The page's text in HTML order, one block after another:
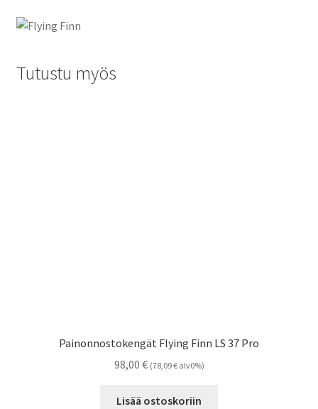
Tutustu myös
Painonnostokengät Flying Finn LS 37 Pro
98,00 € (78,09€alv0%)
Lisää ostoskoriin